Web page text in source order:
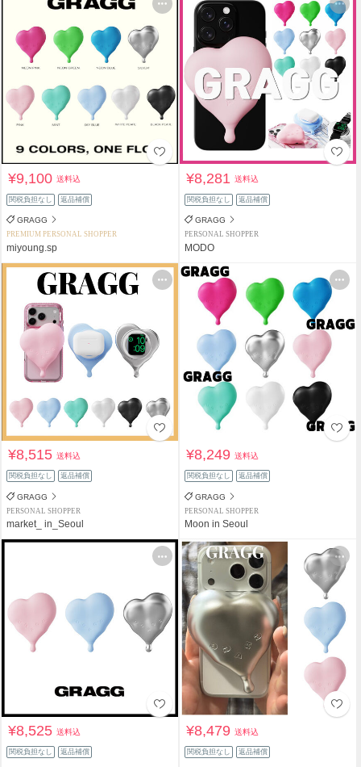
¥9,100送料込
関税負担なし 返品補償
GRAGG
PREMIUM PERSONAL SHOPPER
miyoung.sp
¥8,281送料込
関税負担なし 返品補償
GRAGG
PERSONAL SHOPPER
MODO
¥8,515送料込
関税負担なし 返品補償
GRAGG
PERSONAL SHOPPER
market_ in_Seoul
¥8,249送料込
関税負担なし 返品補償
GRAGG
PERSONAL SHOPPER
Moon in Seoul
¥8,525送料込
関税負担なし 返品補償
¥8,479送料込
関税負担なし 返品補償